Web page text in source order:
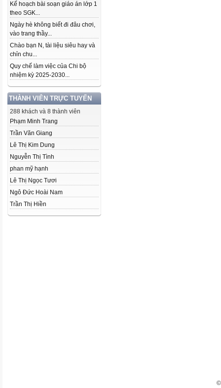
Kế hoạch bài soạn giáo án lớp 1
theo SGK...
Ngày hè không biết đi đâu chơi,
vào trang thầy...
Chào bạn N, tài liệu siêu hay và
chỉn chu...
Quy chế làm việc của Chi bộ
nhiệm kỳ 2025-2030...
THÀNH VIÊN TRỰC TUYẾN
288 khách và 8 thành viên
Phạm Minh Trang
Trần Văn Giang
Lê Thị Kim Dung
Nguyễn Thị Tình
phan mỹ hạnh
Lê Thị Ngọc Tươi
Ngô Đức Hoài Nam
Trần Thị Hiền